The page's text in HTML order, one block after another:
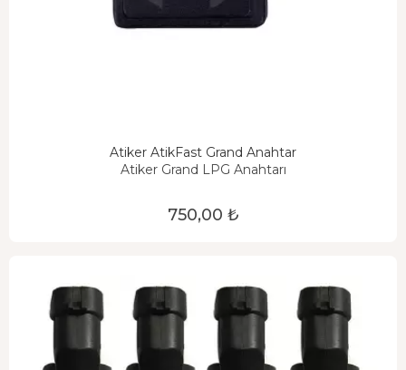
Atiker AtikFast Grand Anahtar
Atiker Grand LPG Anahtarı
750,00 ₺